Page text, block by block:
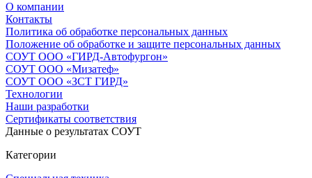
О компании
Контакты
Политика об обработке персональных данных
Положение об обработке и защите персональных данных
СОУТ ООО «ГИРД-Автофургон»
СОУТ ООО «Мизатеф»
СОУТ ООО «ЗСТ ГИРД»
Технологии
Наши разработки
Сертификаты соответствия
Данные о результатах СОУТ
Категории